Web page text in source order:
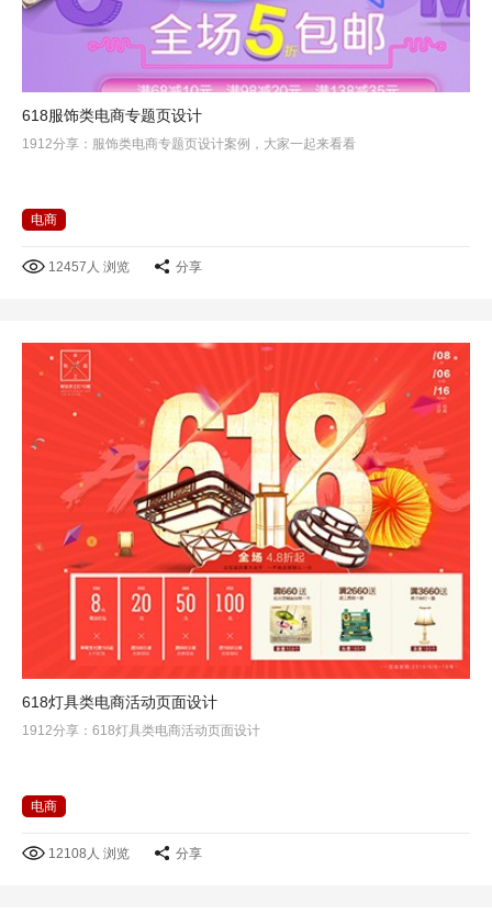
618服饰类电商专题页设计
1912分享：服饰类电商专题页设计案例，大家一起来看看
电商
12457人 浏览 分享
618灯具类电商活动页面设计
1912分享：618灯具类电商活动页面设计
电商
12108人 浏览 分享